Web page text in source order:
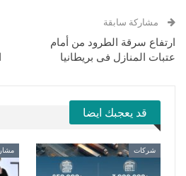
مشاركة سابقة
ارتفاع سرقة الطرود من أمام
عتبات المنازل فى بريطانيا
قد يعجبك ايضا
شركات